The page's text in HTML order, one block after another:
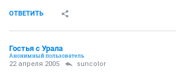
ОТВЕТИТЬ
Гостья с Урала
Анонимный пользователь
22 апреля 2005 suncolor